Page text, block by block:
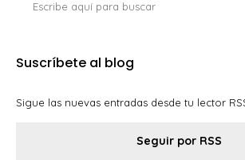
Suscríbete al blog
Sigue las nuevas entradas desde tu lector
Seguir por RSS